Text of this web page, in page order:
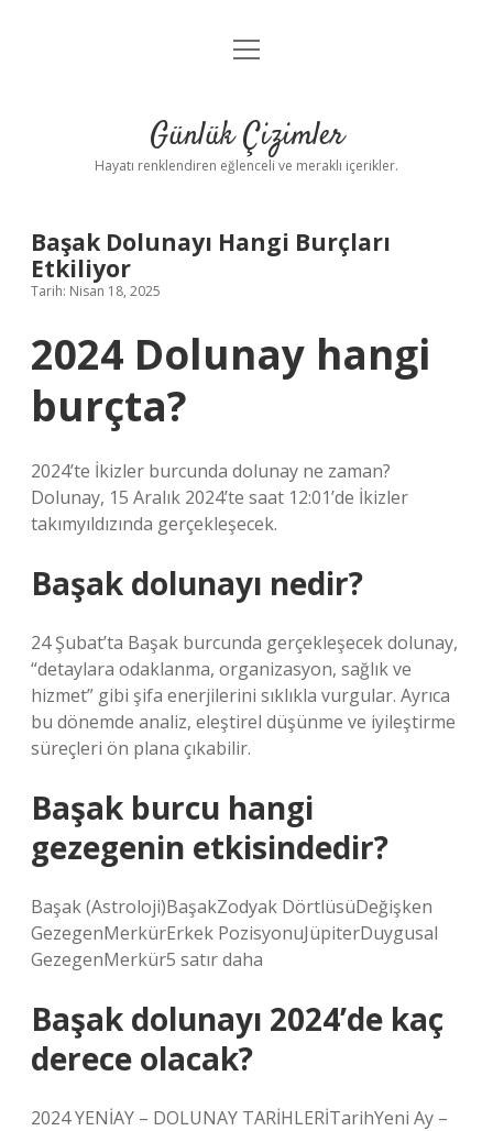
Anasayfa
Yasal Uyarı
menüyü
Günlük Çizimler
Hayatı renklendiren eğlenceli ve meraklı içerikler.
Başak Dolunayı Hangi Burçları
Etkiliyor
Tarih: Nisan 18, 2025
2024 Dolunay hangi
burçta?
2024’te İkizler burcunda dolunay ne zaman?
Dolunay, 15 Aralık 2024’te saat 12:01’de İkizler
takımyıldızında gerçekleşecek.
Başak dolunayı nedir?
24 Şubat’ta Başak burcunda gerçekleşecek dolunay,
“detaylara odaklanma, organizasyon, sağlık ve
hizmet” gibi şifa enerjilerini sıklıkla vurgular. Ayrıca
bu dönemde analiz, eleştirel düşünme ve iyileştirme
süreçleri ön plana çıkabilir.
Başak burcu hangi
gezegenin etkisindedir?
Başak (Astroloji)BaşakZodyak DörtlüsüDeğişken
GezegenMerkürErkek PozisyonuJüpiterDuygusal
GezegenMerkür5 satır daha
Başak dolunayı 2024’de kaç
derece olacak?
2024 YENİAY – DOLUNAY TARİHLERİTarihYeni Ay –